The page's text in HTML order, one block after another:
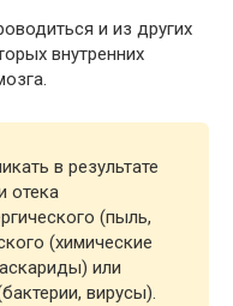
и из других
внутренних
в результате
отека
(пыль,
(химические
или
вирусы).